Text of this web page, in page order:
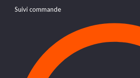
Suivi commande